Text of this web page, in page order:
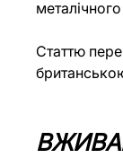
Статтю